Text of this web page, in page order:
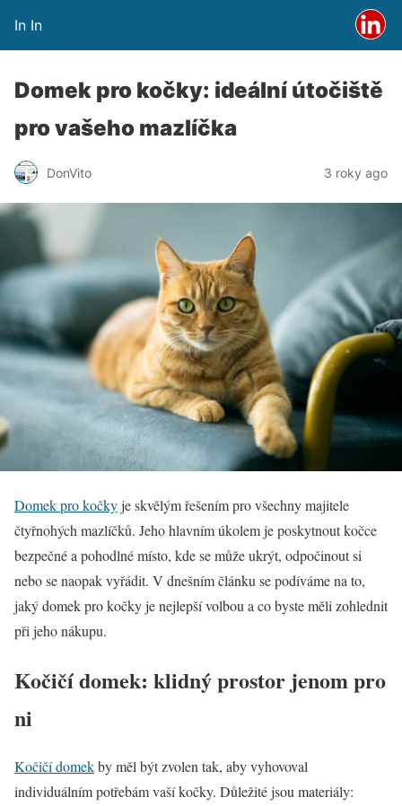
In In
Domek pro kočky: ideální útočiště
pro vašeho mazlíčka
DonVito 3 roky ago
Domek pro kočkyje skvělým řešením pro všechny majitele
čtyřnohých mazlíčků. Jeho hlavním úkolem je poskytnout kočce
bezpečné a pohodlné místo, kde se může ukrýt, odpočinout si
nebo se naopak vyřádit. V dnešním článku se podíváme na to,
jaký domek pro kočky je nejlepší volbou a co byste měli zohlednit
při jeho nákupu.
Kočičí domek: klidný prostor jenom pro
ni
Kočičí domekby měl být zvolen tak, aby vyhovoval
individuálním potřebám vaší kočky. Důležité jsou materiály: